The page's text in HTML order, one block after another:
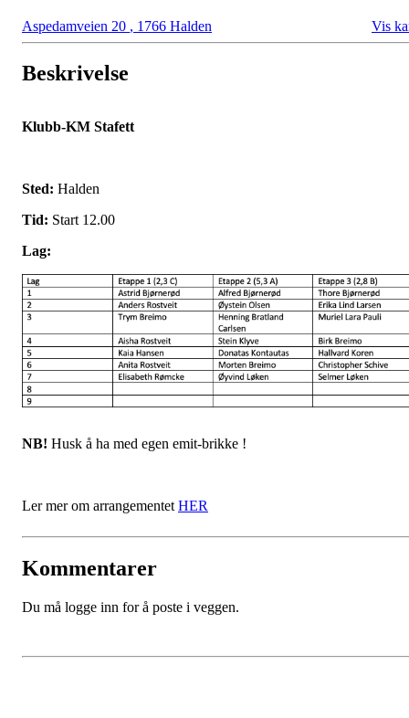
Aspedamveien 20 , 1766 Halden Vis
Beskrivelse
Klubb-KM Stafett
Sted: Halden
Tid: Start 12.00
Lag:
NB! Husk å ha med egen emit-brikke !
Ler mer om arrangementet HER
Kommentarer
Du må logge inn for å poste i veggen.